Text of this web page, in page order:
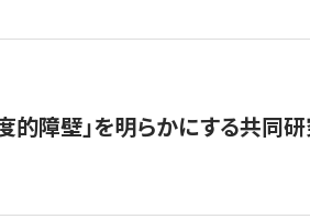
的障壁」を明らかにする共同